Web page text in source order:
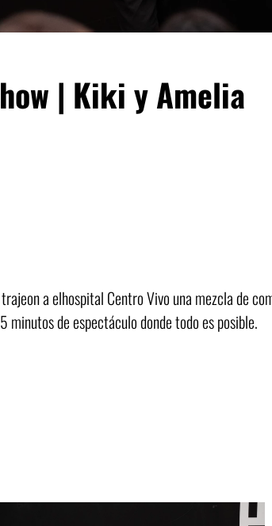
| Kiki y Amelia
a elhospital Centro Vivo una mezcla de
de espectáculo donde todo es posible.